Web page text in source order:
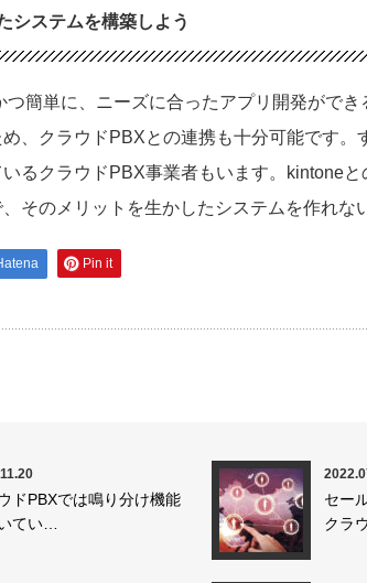
システムを構築しよう
簡単に、ニーズに合ったアプリ開発ができ
、クラウドPBXとの連携も十分可能です。
るクラウドPBX事業者もいます。kintone
そのメリットを生かしたシステムを作れな
Pin it
ドPBXでは鳴り分け機能
てい…
セー
クラ